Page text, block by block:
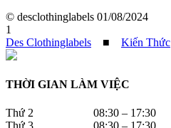
© desclothinglabels 01/08/2024
1
Des Clothinglabels ■ Kiến Thức
THỜI GIAN LÀM VIỆC
Thứ 2 08:30 – 17:30
Thứ 3 08:30 – 17:30